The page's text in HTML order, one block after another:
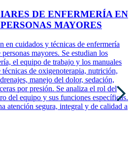
DE ENFERMERÍA EN
MAYORES
en cuidados y técnicas de enfermería
mayores. Se estudian los
el equipo de trabajo y los manuales
de oxigenoterapia, nutrición,
manejo del dolor, sedación,
por presión. Se analiza el rol del
del equipo y sus funciones específicas.
atención segura, integral y de calidad a